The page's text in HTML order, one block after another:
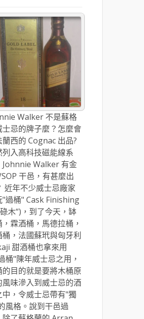
Walker 不是蘇格
士忌的牌子麼？怎麼會
蘭西的 Cognac 出品?
列入高科技磁能線系
Johnnie Walker 有金
干邑，有甚麼出
近年不少威士忌廠家
"過桶" Cask Finishing
木“)，到了今天，缽
霖酒桶，馬德拉桶，
桶，法國蘇玳與匈牙利
甜酒桶也拿來用
桶"陳年威士忌之用，
的目的就是要將木桶原
風味滲入到威士忌的酒
中，令威士忌帶有"獨
風格。說到干邑過